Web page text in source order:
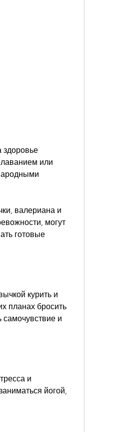
или
валериана и
могут
готовые
курить и
планах бросить
самочувствие и
и
йогой,